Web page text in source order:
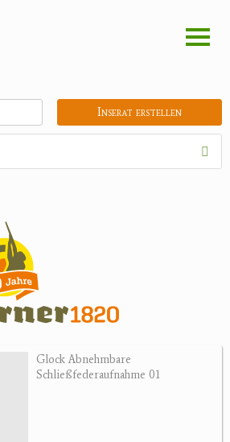
Inserat erstellen
Glock Abnehmbare
Schließfederaufnahme 01